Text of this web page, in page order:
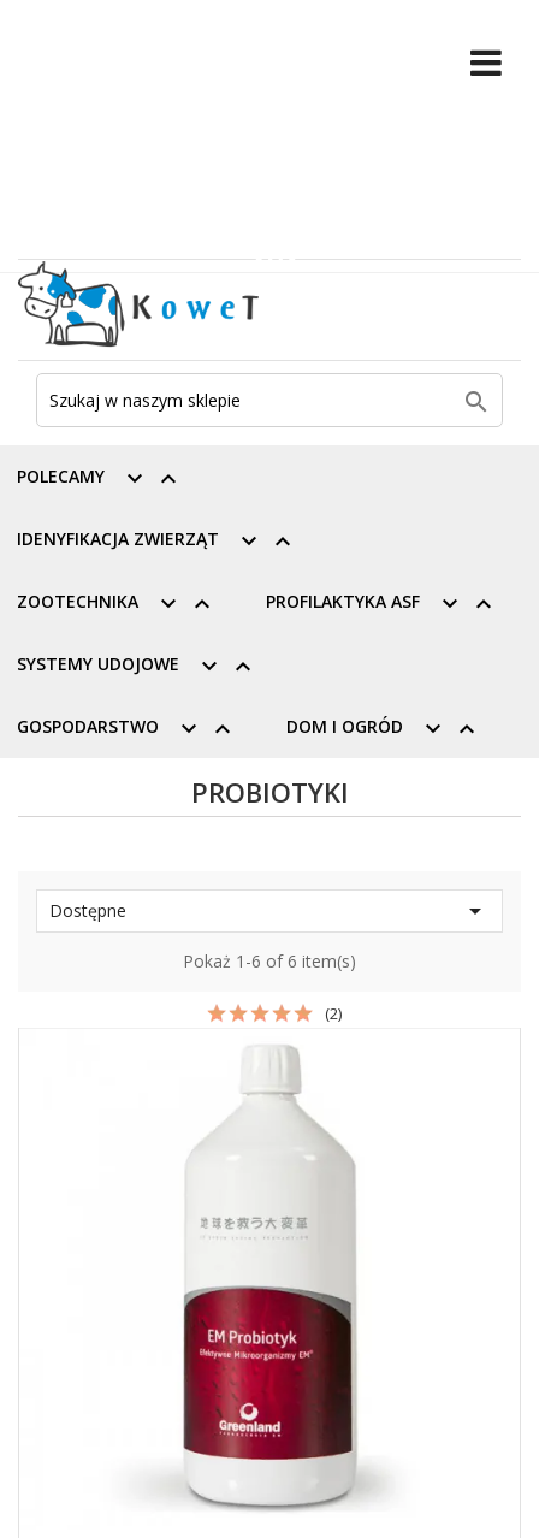

 
POLECAMY
 
IDENYFIKACJA ZWIERZĄT
 
ZOOTECHNIKA  
PROFILAKTYKA ASF
 
SYSTEMY UDOJOWE
 
GOSPODARSTWO  
DOM I OGRÓD
PROBIOTYKI
Dostępne 
Pokaż 1-6 of 6 item(s)
(2)